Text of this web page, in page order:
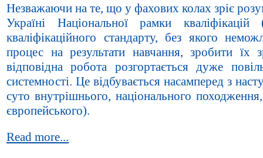
Незважаючи на те, що у фахових колах зріє
Україні Національної рамки
кваліфікаційного стандарту, без якого
процес на результати навчання, зробити їх
відповідна робота розгортається дуже
системності. Це відбувається насамперед з
суто внутрішнього, національного
європейського).
Read more...